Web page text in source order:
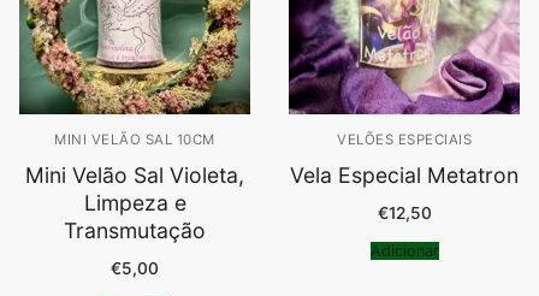
MINI VELÃO SAL 10CM
Mini Velão Sal Violeta,
Limpeza e
Transmutação
€5,00
VELÕES ESPECIAIS
Vela Especial Metatron
€12,50
Adicionar